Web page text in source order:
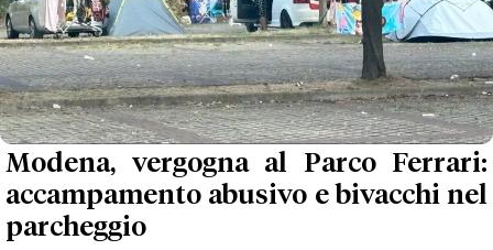
Modena, vergogna al Parco Ferrari:
accampamento abusivo e bivacchi nel
parcheggio